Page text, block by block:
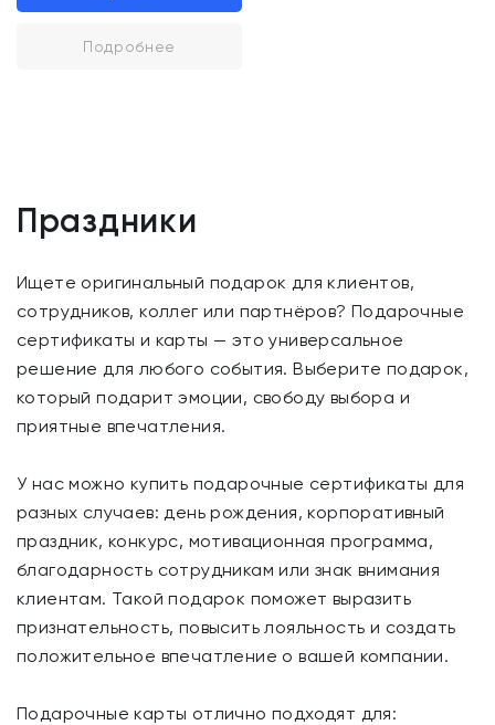
Подробнее
Праздники
Ищете оригинальный подарок для клиентов,
сотрудников, коллег или партнёров? Подарочные
сертификаты и карты — это универсальное
решение для любого события. Выберите подарок,
который подарит эмоции, свободу выбора и
приятные впечатления.
У нас можно купить подарочные сертификаты для
разных случаев: день рождения, корпоративный
праздник, конкурс, мотивационная программа,
благодарность сотрудникам или знак внимания
клиентам. Такой подарок поможет выразить
признательность, повысить лояльность и создать
положительное впечатление о вашей компании.
Подарочные карты отлично подходят для: